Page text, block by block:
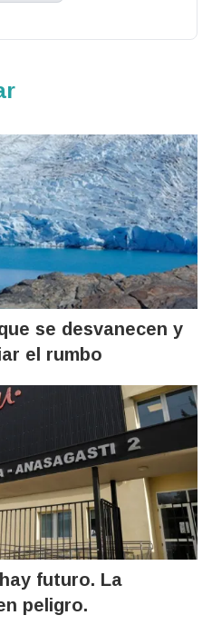
se desvanecen y
el rumbo
futuro. La
peligro.